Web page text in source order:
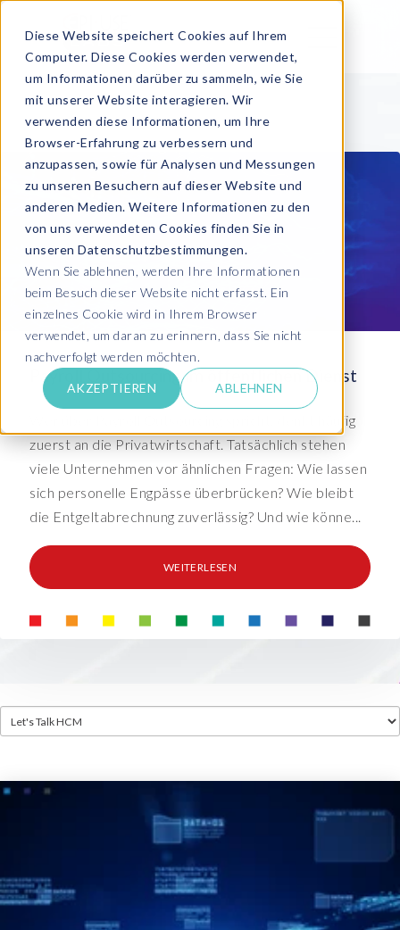
Diese Website speichert Cookies auf Ihrem
Computer. Diese Cookies werden verwendet,
um Informationen darüber zu sammeln, wie Sie
mit unserer Website interagieren. Wir
verwenden diese Informationen, um Ihre
Browser-Erfahrung zu verbessern und
anzupassen, sowie für Analysen und Messungen
zu unseren Besuchern auf dieser Website und
anderen Medien. Weitere Informationen zu den
von uns verwendeten Cookies finden Sie in
unseren Datenschutzbestimmungen.
Wenn Sie ablehnen, werden Ihre Informationen
beim Besuch dieser Website nicht erfasst. Ein
einzelnes Cookie wird in Ihrem Browser
verwendet, um daran zu erinnern, dass Sie nicht
nachverfolgt werden möchten.
AKZEPTIEREN ABLEHNEN
Payroll Outsourcing im öffentlichen Dienst
Wer über Payroll Outsourcing spricht, denkt häufig
zuerst an die Privatwirtschaft. Tatsächlich stehen
viele Unternehmen vor ähnlichen Fragen: Wie lassen
sich personelle Engpässe überbrücken? Wie bleibt
die Entgeltabrechnung zuverlässig? Und wie könne...
WEITERLESEN